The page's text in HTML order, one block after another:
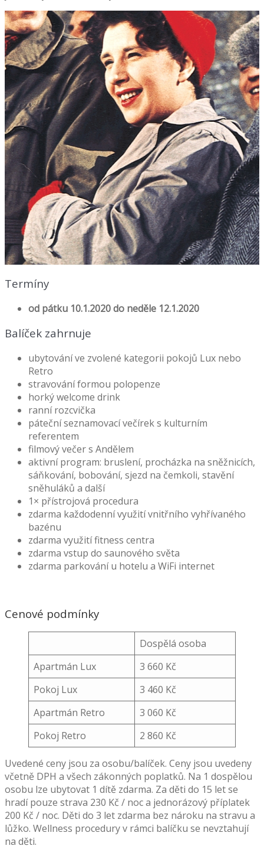
Termíny
od pátku 10.1.2020 do neděle 12.1.2020
Balíček zahrnuje
ubytování ve zvolené kategorii pokojů Lux nebo
Retro
stravování formou polopenze
horký welcome drink
ranní rozcvička
páteční seznamovací večírek s kulturním
referentem
filmový večer s Andělem
aktivní program: bruslení, procházka na sněžnicích,
sáňkování, bobování, sjezd na čemkoli, stavění
sněhuláků a další
1× přístrojová procedura
zdarma každodenní využití vnitřního vyhřívaného
bazénu
zdarma využití fitness centra
zdarma vstup do saunového světa
zdarma parkování u hotelu a WiFi internet
Cenové podmínky
Dospělá osoba
Apartmán Lux
3 660 Kč
Pokoj Lux
3 460 Kč
Apartmán Retro
3 060 Kč
Pokoj Retro
2 860 Kč
Uvedené ceny jsou za osobu/balíček. Ceny jsou uvedeny
včetně DPH a všech zákonných poplatků. Na 1 dospělou
osobu lze ubytovat 1 dítě zdarma. Za děti do 15 let se
hradí pouze strava 230 Kč / noc a jednorázový příplatek
200 Kč / noc. Děti do 3 let zdarma bez nároku na stravu a
lůžko. Wellness procedury v rámci balíčku se nevztahují
na děti.